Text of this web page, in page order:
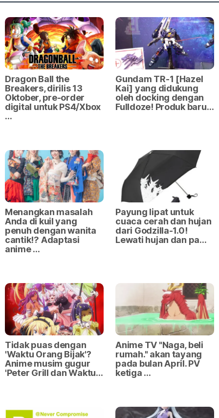
Dragon Ball the
Breakers, dirilis 13
Oktober, pre-order
digital untuk PS4/Xbox
…
Gundam TR-1 [Hazel
Kai] yang didukung
oleh docking dengan
Fulldoze! Produk baru…
Menangkan masalah
Anda di kuil yang
penuh dengan wanita
cantik⁉ Adaptasi
anime …
Payung lipat untuk
cuaca cerah dan hujan
dari Godzilla-1.0!
Lewati hujan dan pa…
Tidak puas dengan
'Waktu Orang Bijak'?
Anime musim gugur
'Peter Grill dan Waktu…
Anime TV "Naga, beli
rumah." akan tayang
pada bulan April. PV
ketiga …